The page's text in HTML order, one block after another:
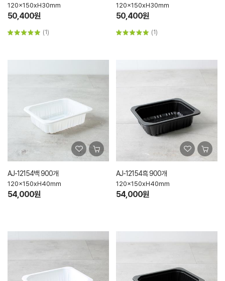
120x150xH30mm
50,400원
(1)
120x150xH30mm
50,400원
(1)
AJ-12154백 900개
120x150xH40mm
54,000원
AJ-12154흑 900개
120x150xH40mm
54,000원